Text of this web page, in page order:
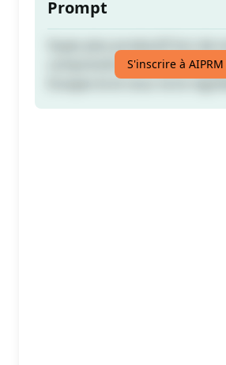
Prompt
comprendre un texte.
Essayez-le et vous ne le
S'inscrire à